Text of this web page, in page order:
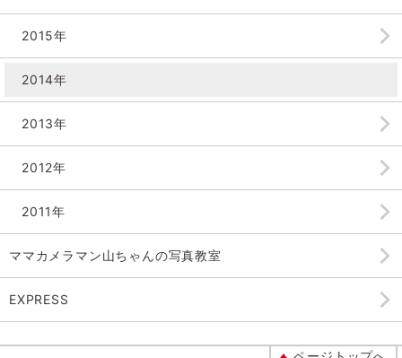
2015年
2014年
2013年
2012年
2011年
ママカメラマン山ちゃんの写真教室
EXPRESS